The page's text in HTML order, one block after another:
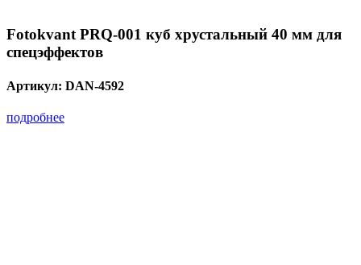
Fotokvant PRQ-001 куб хрустальный 40 мм для
спецэффектов
Артикул: DAN-4592
подробнее